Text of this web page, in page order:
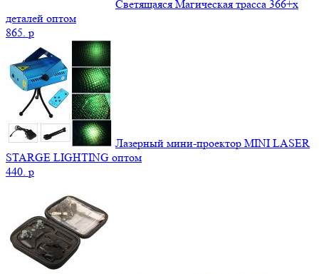
Светящаяся Магическая трасса 366+x
деталей оптом
865. p
Лазерный мини-проектор MINI LASER
STARGE LIGHTING оптом
440. p